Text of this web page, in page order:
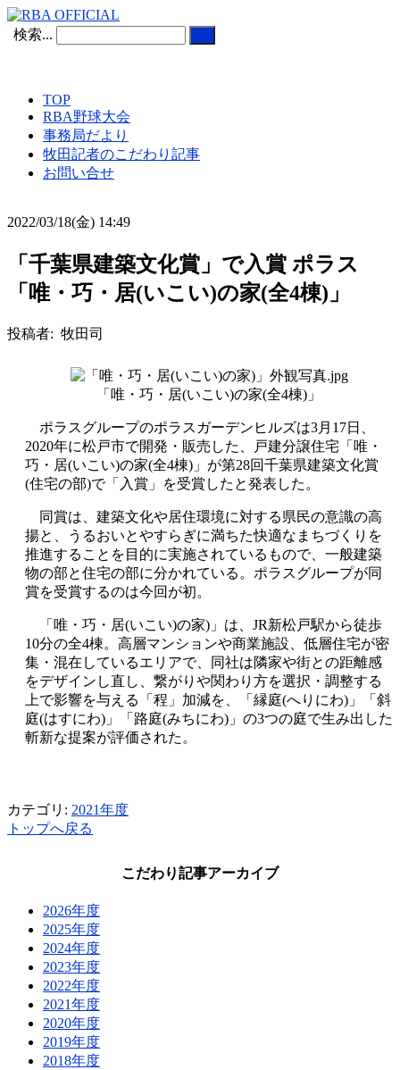
検索...
TOP
RBA野球大会
事務局だより
牧田記者のこだわり記事
お問い合せ
2022/03/18(金) 14:49
「千葉県建築文化賞」で入賞 ポラス
「唯・巧・居(いこい)の家(全4棟)」
投稿者: 牧田司
「唯・巧・居(いこい)の家(全4棟)」
ポラスグループのポラスガーデンヒルズは3月17日、
2020年に松戸市で開発・販売した、戸建分譲住宅「唯・
巧・居(いこい)の家(全4棟)」が第28回千葉県建築文化賞
(住宅の部)で「入賞」を受賞したと発表した。
同賞は、建築文化や居住環境に対する県民の意識の高
揚と、うるおいとやすらぎに満ちた快適なまちづくりを
推進することを目的に実施されているもので、一般建築
物の部と住宅の部に分かれている。ポラスグループが同
賞を受賞するのは今回が初。
「唯・巧・居(いこい)の家)」は、JR新松戸駅から徒歩
10分の全4棟。高層マンションや商業施設、低層住宅が密
集・混在しているエリアで、同社は隣家や街との距離感
をデザインし直し、繋がりや関わり方を選択・調整する
上で影響を与える「程」加減を、「縁庭(へりにわ)」「斜
庭(はすにわ)」「路庭(みちにわ)」の3つの庭で生み出した
斬新な提案が評価された。
カテゴリ: 2021年度
トップへ戻る
こだわり記事アーカイブ
2026年度
2025年度
2024年度
2023年度
2022年度
2021年度
2020年度
2019年度
2018年度